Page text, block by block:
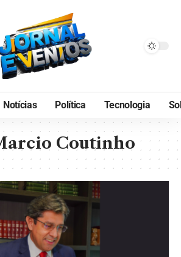
Notícias Política Tecnologia
Coutinho